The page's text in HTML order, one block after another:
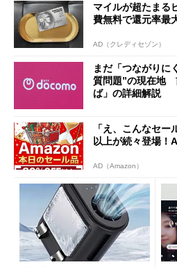
マイルが超たまる
費無料で還元率最
AD（クレディセゾン）
まだ「つながりに
質問題”の現在地
ば」の詳細解説
「え、こんなセ
以上が続々登場！
AD（Amazon）